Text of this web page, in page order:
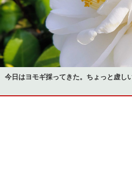
今日はヨモギ採ってきた。ちょっと虚し